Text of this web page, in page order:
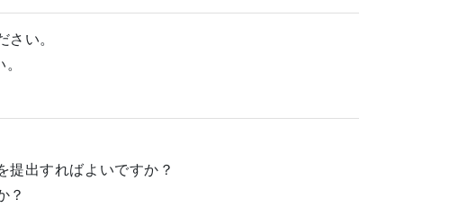
い。
提出すればよいですか？
？